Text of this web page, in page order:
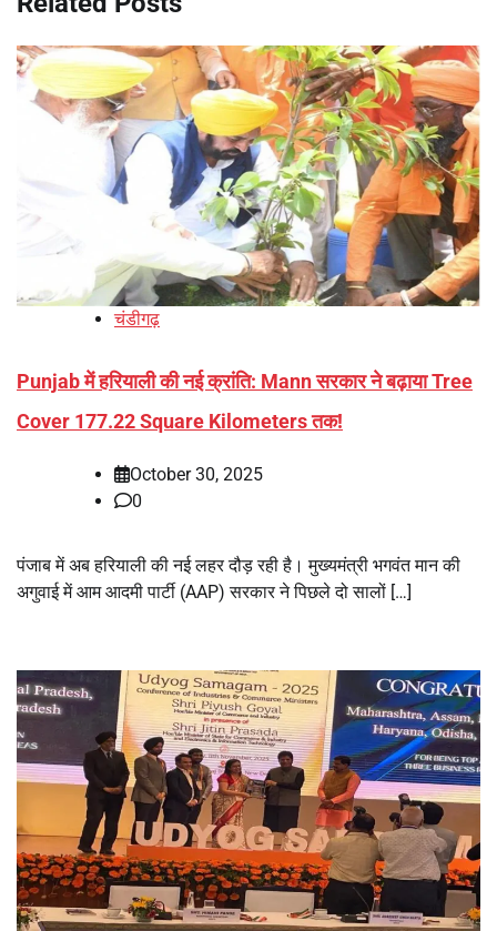
चंडीगढ़
Punjab में हरियाली की नई क्रांति: Mann सरकार ने बढ़ाया Tree
Cover 177.22 Square Kilometers तक!
October 30, 2025
0
पंजाब में अब हरियाली की नई लहर दौड़ रही है। मुख्यमंत्री भगवंत मान की
अगुवाई में आम आदमी पार्टी (AAP) सरकार ने पिछले दो सालों […]